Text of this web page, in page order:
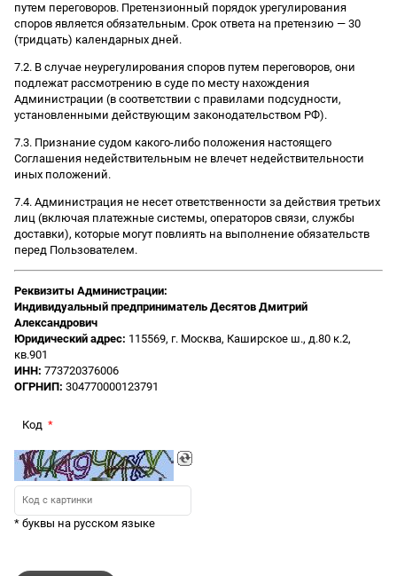
путем переговоров. Претензионный порядок урегулирования
споров является обязательным. Срок ответа на претензию — 30
(тридцать) календарных дней.
7.2. В случае неурегулирования споров путем переговоров, они
подлежат рассмотрению в суде по месту нахождения
Администрации (в соответствии с правилами подсудности,
установленными действующим законодательством РФ).
7.3. Признание судом какого-либо положения настоящего
Соглашения недействительным не влечет недействительности
иных положений.
7.4. Администрация не несет ответственности за действия третьих
лиц (включая платежные системы, операторов связи, службы
доставки), которые могут повлиять на выполнение обязательств
перед Пользователем.
Реквизиты Администрации:
Индивидуальный предприниматель Десятов Дмитрий
Александрович
Юридический адрес: 115569, г. Москва, Каширское ш., д.80 к.2,
кв.901
ИНН: 773720376006
ОГРНИП: 304770000123791
Код
* буквы на русском языке